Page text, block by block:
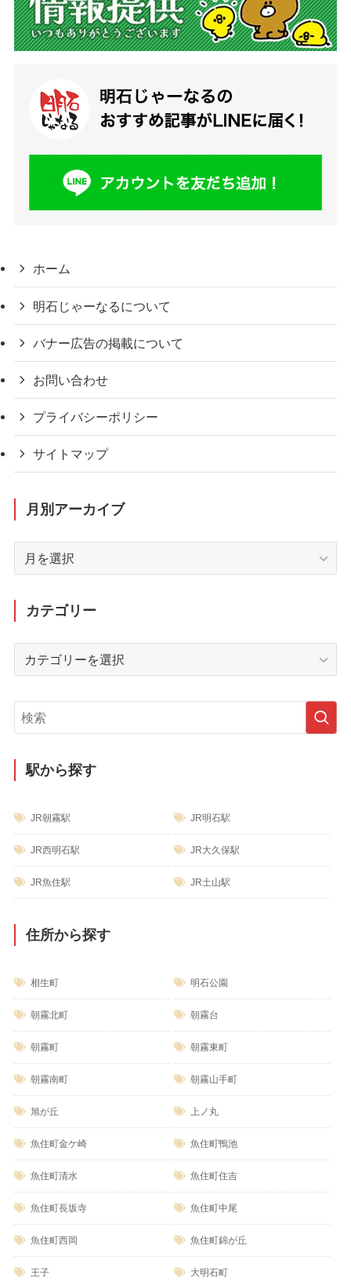
ホーム
明石じゃーなるについて
バナー広告の掲載について
お問い合わせ
プライバシーポリシー
サイトマップ
月別アーカイブ
イ
ブ
カテゴリー
リ
ー
駅から探す
JR朝霧駅 JR明石駅
JR西明石駅 JR大久保駅
JR魚住駅 JR土山駅
住所から探す
相生町 明石公園
朝霧北町 朝霧台
朝霧町 朝霧東町
朝霧南町 朝霧山手町
旭が丘 上ノ丸
魚住町金ケ崎 魚住町鴨池
魚住町清水 魚住町住吉
魚住町長坂寺 魚住町中尾
魚住町西岡 魚住町錦が丘
王子 大明石町